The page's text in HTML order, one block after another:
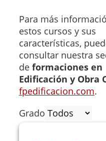
Para más
estos cursos y sus
características,
consultar nuestra
de formaciones en
Edificación y Obra
fpedificacion.com.
Grado